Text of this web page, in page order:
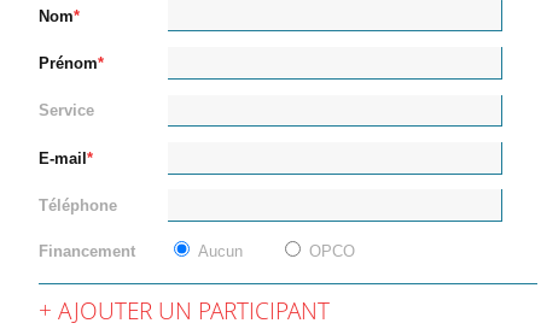
Nom
Prénom
Service
E-mail
Téléphone
Financement Aucun OPCO
AJOUTER UN PARTICIPANT